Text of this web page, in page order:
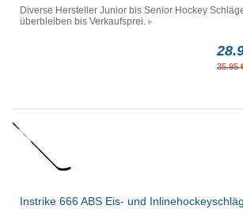
Diverse Hersteller Junior bis Senior Hockey
überbleiben bis Verkaufsprei.
35.95
Instrike 666 ABS Eis- und